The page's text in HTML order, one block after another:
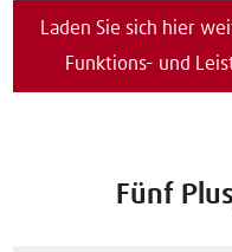
Laden Sie sich hier
Funktions- und
Fünf